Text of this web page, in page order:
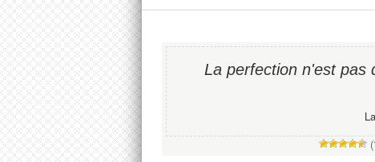
La perfection n'est pas
(